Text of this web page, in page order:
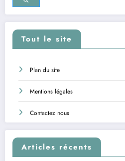
Tout le site
Plan du site
Mentions légales
Contactez nous
Articles récents